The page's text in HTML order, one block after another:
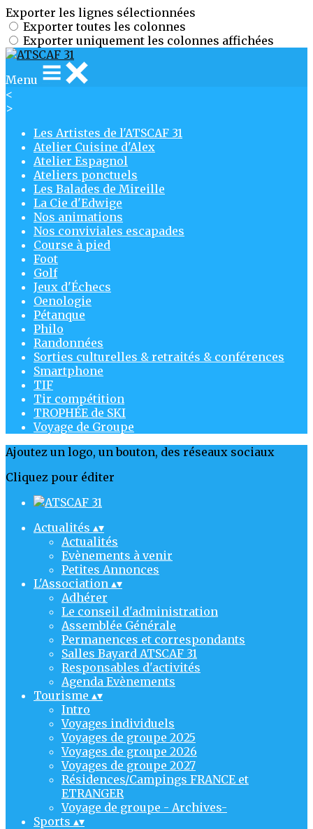
Exporter les lignes sélectionnées
Exporter toutes les colonnes
Exporter uniquement les colonnes affichées
Menu
<
>
Les Artistes de l'ATSCAF 31
Atelier Cuisine d'Alex
Atelier Espagnol
Ateliers ponctuels
Les Balades de Mireille
La Cie d'Edwige
Nos animations
Nos conviviales escapades
Course à pied
Foot
Golf
Jeux d'Échecs
Oenologie
Pétanque
Philo
Randonnées
Sorties culturelles & retraités & conférences
Smartphone
TIF
Tir compétition
TROPHÉE de SKI
Voyage de Groupe
Ajoutez un logo, un bouton, des réseaux sociaux
Cliquez pour éditer
Actualités ▴▾
Actualités
Evènements à venir
Petites Annonces
L'Association ▴▾
Adhérer
Le conseil d'administration
Assemblée Générale
Permanences et correspondants
Salles Bayard ATSCAF 31
Responsables d'activités
Agenda Evènements
Tourisme ▴▾
Intro
Voyages individuels
Voyages de groupe 2025
Voyages de groupe 2026
Voyages de groupe 2027
Résidences/Campings FRANCE et
ETRANGER
Voyage de groupe - Archives-
Sports ▴▾